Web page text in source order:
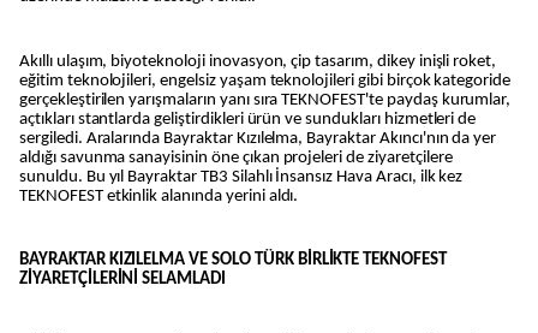
Akıllı ulaşım, biyoteknoloji inovasyon, çip tasarım, dikey inişli roket,
eğitim teknolojileri, engelsiz yaşam teknolojileri gibi birçok kategoride
gerçekleştirilen yarışmaların yanı sıra TEKNOFEST'te paydaş kurumlar,
açtıkları stantlarda geliştirdikleri ürün ve sundukları hizmetleri de
sergiledi. Aralarında Bayraktar Kızılelma, Bayraktar Akıncı'nın da yer
aldığı savunma sanayisinin öne çıkan projeleri de ziyaretçilere
sunuldu. Bu yıl Bayraktar TB3 Silahlı İnsansız Hava Aracı, ilk kez
TEKNOFEST etkinlik alanında yerini aldı.
BAYRAKTAR KIZILELMA VE SOLO TÜRK BİRLİKTE TEKNOFEST
ZİYARETÇİLERİNİ SELAMLADI